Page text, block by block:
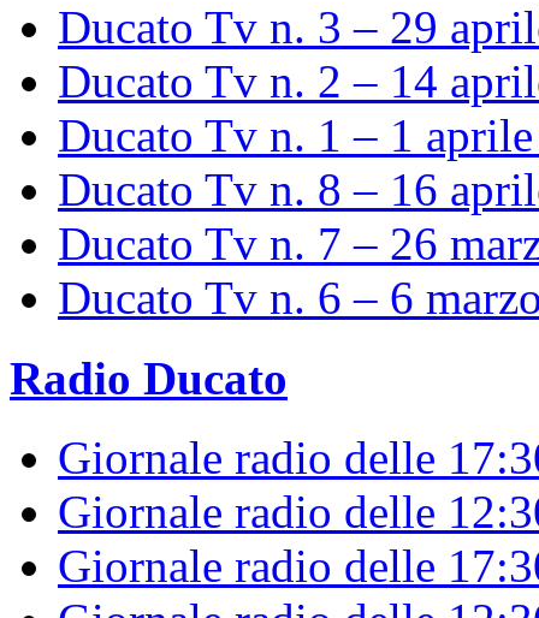
Ducato Tv n. 3 – 29
Ducato Tv n. 2 – 14
Ducato Tv n. 1 – 1
Ducato Tv n. 8 – 16
Ducato Tv n. 7 – 26
Ducato Tv n. 6 – 6
Radio Ducato
Giornale radio delle
Giornale radio delle
Giornale radio delle